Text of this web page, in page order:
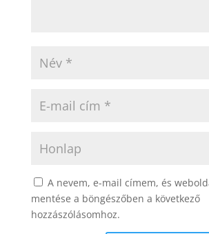
A nevem, e-mail címem, és
mentése a böngészőben a következő
hozzászólásomhoz.